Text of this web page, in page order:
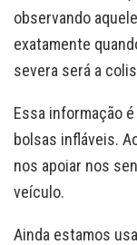
observando
exatamente
severa será a
Essa informação
bolsas infláveis.
nos apoiar nos
veículo.
Ainda estamos